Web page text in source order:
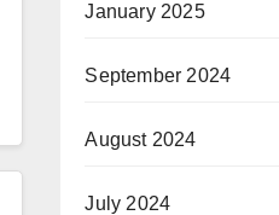
January 2025
September 2024
August 2024
July 2024